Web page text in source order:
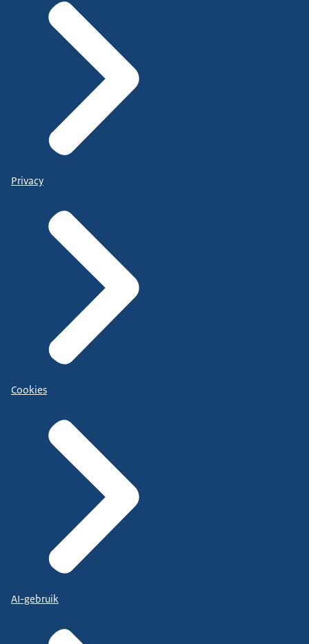
Privacy
Cookies
AI-gebruik